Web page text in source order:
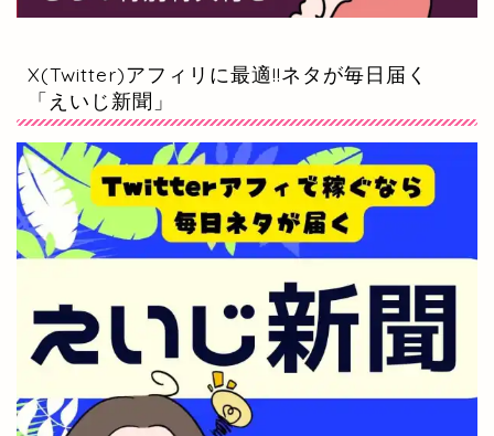
X(Twitter)アフィリに最適!!ネタが毎日届く
「えいじ新聞」